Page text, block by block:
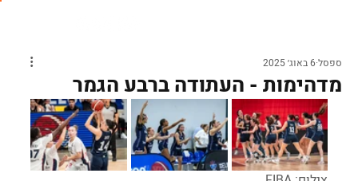
מדהימות - העתודה ברבע הגמר
ספסל 6 באוג׳ 2025